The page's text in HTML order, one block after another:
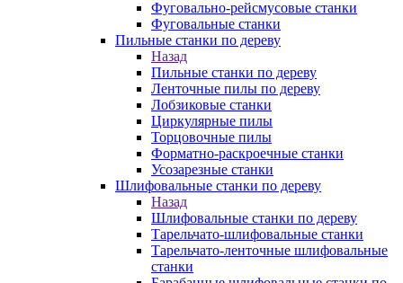
Фуговально-рейсмусовые станки
Фуговальные станки
Пильные станки по дереву
Назад
Пильные станки по дереву
Ленточные пилы по дереву
Лобзиковые станки
Циркулярные пилы
Торцовочные пилы
Форматно-раскроечные станки
Усозарезные станки
Шлифовальные станки по дереву
Назад
Шлифовальные станки по дереву
Тарельчато-шлифовальные станки
Тарельчато-ленточные шлифовальные
станки